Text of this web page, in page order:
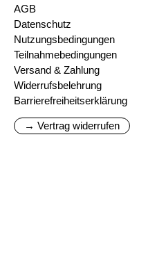
AGB
Datenschutz
Nutzungsbedingungen
Teilnahmebedingungen
Versand & Zahlung
Widerrufsbelehrung
Barrierefreiheitserklärung
→ Vertrag widerrufen